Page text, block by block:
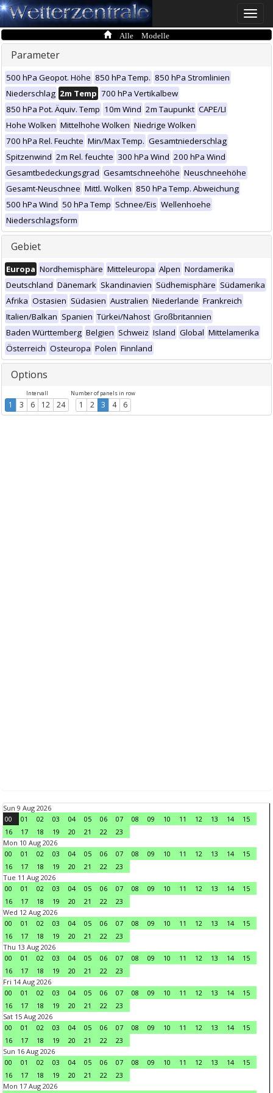
Toggle
Alle Modelle
Parameter
500 hPa Geopot. Höhe 850 hPa Temp. 850 hPa Stromlinien
Niederschlag 2m Temp 700 hPa Vertikalbew
850 hPa Pot. Äquiv. Temp 10m Wind 2m Taupunkt CAPE/LI
Hohe Wolken Mittelhohe Wolken Niedrige Wolken
700 hPa Rel. Feuchte Min/Max Temp. Gesamtniederschlag
Spitzenwind 2m Rel. feuchte 300 hPa Wind 200 hPa Wind
Gesamtbedeckungsgrad Gesamtschneehöhe Neuschneehöhe
Gesamt-Neuschnee Mittl. Wolken 850 hPa Temp. Abweichung
500 hPa Wind 50 hPa Temp Schnee/Eis Wellenhoehe
Niederschlagsform
Gebiet
Europa Nordhemisphäre Mitteleuropa Alpen Nordamerika
Deutschland Dänemark Skandinavien Südhemisphäre Südamerika
Afrika Ostasien Südasien Australien Niederlande Frankreich
Italien/Balkan Spanien Türkei/Nahost Großbritannien
Baden Württemberg Belgien Schweiz Island Global Mittelamerika
Österreich Osteuropa Polen Finnland
Options
Intervall
1 3 6 12 24
Number of panels in row
1 2 3 4 6
Sun 9 Aug 2026
00
01 02 03 04 05 06 07 08 09 10 11 12 13 14
15
16
17 18 19 20 21 22
23
Mon 10 Aug 2026
00
01 02 03 04 05 06 07 08 09 10 11 12 13 14
15
16
17 18 19 20 21 22
23
Tue 11 Aug 2026
00
01 02 03 04 05 06 07 08 09 10 11 12 13 14
15
16
17 18 19 20 21 22
23
Wed 12 Aug 2026
00
01 02 03 04 05 06 07 08 09 10 11 12 13 14
15
16
17 18 19 20 21 22
23
Thu 13 Aug 2026
00
01 02 03 04 05 06 07 08 09 10 11 12 13 14
15
16
17 18 19 20 21 22
23
Fri 14 Aug 2026
00
01 02 03 04 05 06 07 08 09 10 11 12 13 14
15
16
17 18 19 20 21 22
23
Sat 15 Aug 2026
00
01 02 03 04 05 06 07 08 09 10 11 12 13 14
15
16
17 18 19 20 21 22
23
Sun 16 Aug 2026
00
01 02 03 04 05 06 07 08 09 10 11 12 13 14
15
16
17 18 19 20 21 22
23
Mon 17 Aug 2026